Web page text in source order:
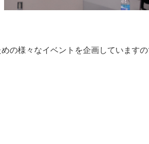
様々なイベントを企画しています